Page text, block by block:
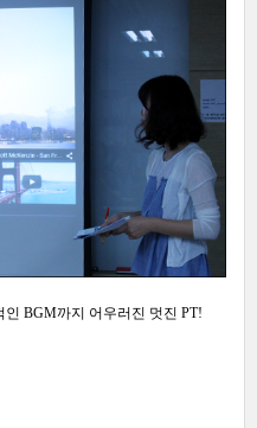
BGM까지 어우러진 멋진 PT!